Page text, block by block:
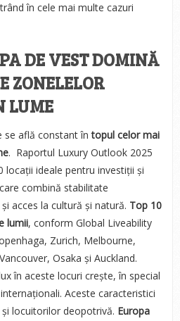
în cele mai multe cazuri
DE VEST DOMINĂ
ZONELELOR
LUME
se află constant întopul celor mai
. Raportul Luxury Outlook 2025
locații ideale pentru investiții și
combină stabilitate
acces la cultură și natură. Top 10
lumii, conform Global Liveability
Zurich, Melbourne,
Osaka și Auckland.
în aceste locuri crește, în special
Aceste caracteristici
locuitorilor deopotrivă. Europa